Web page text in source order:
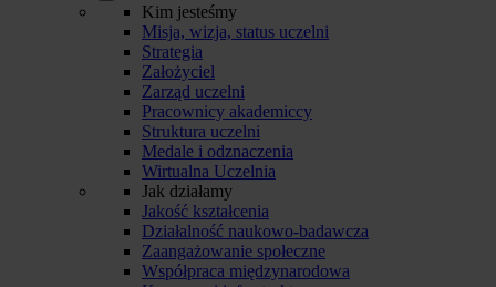
Kim jesteśmy
Misja, wizja, status uczelni
Strategia
Założyciel
Zarząd uczelni
Pracownicy akademiccy
Struktura uczelni
Medale i odznaczenia
Wirtualna Uczelnia
Jak działamy
Jakość kształcenia
Działalność naukowo-badawcza
Zaangażowanie społeczne
Współpraca międzynarodowa